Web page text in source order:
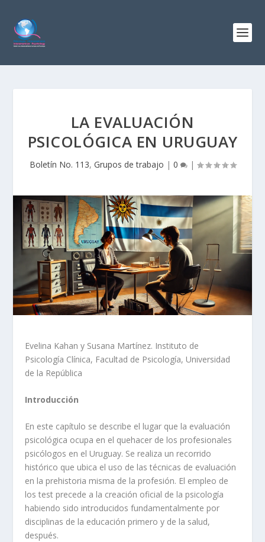
LA EVALUACIÓN
PSICOLÓGICA EN URUGUAY
Boletín No. 113, Grupos de trabajo | 0 |
Evelina Kahan y Susana Martínez. Instituto de
Psicología Clínica, Facultad de Psicología, Universidad
de la República
Introducción
En este capítulo se describe el lugar que la evaluación
psicológica ocupa en el quehacer de los profesionales
psicólogos en el Uruguay. Se realiza un recorrido
histórico que ubica el uso de las técnicas de evaluación
en la prehistoria misma de la profesión. El empleo de
los test precede a la creación oficial de la psicología
habiendo sido introducidos fundamentalmente por
disciplinas de la educación primero y de la salud,
después.